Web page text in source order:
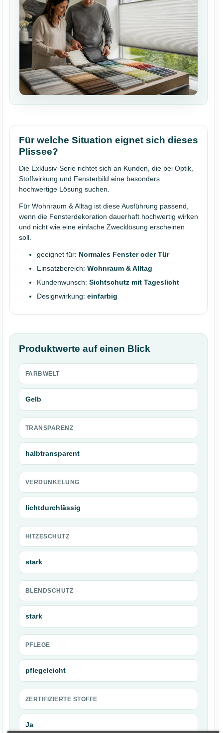
Für welche Situation eignet sich dieses
Plissee?
Die Exklusiv-Serie richtet sich an Kunden, die bei Optik,
Stoffwirkung und Fensterbild eine besonders
hochwertige Lösung suchen.
Für Wohnraum & Alltag ist diese Ausführung passend,
wenn die Fensterdekoration dauerhaft hochwertig wirken
und nicht wie eine einfache Zwecklösung erscheinen
soll.
geeignet für: Normales Fenster oder Tür
Einsatzbereich: Wohnraum & Alltag
Kundenwunsch: Sichtschutz mit Tageslicht
Designwirkung: einfarbig
Produktwerte auf einen Blick
FARBWELT
Gelb
TRANSPARENZ
halbtransparent
VERDUNKELUNG
lichtdurchlässig
HITZESCHUTZ
stark
BLENDSCHUTZ
stark
PFLEGE
pflegeleicht
ZERTIFIZIERTE STOFFE
Ja